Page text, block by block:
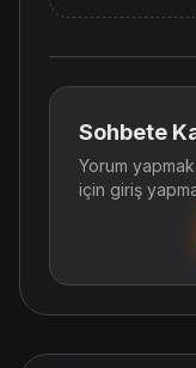
Sohbete
Yorum
için giriş